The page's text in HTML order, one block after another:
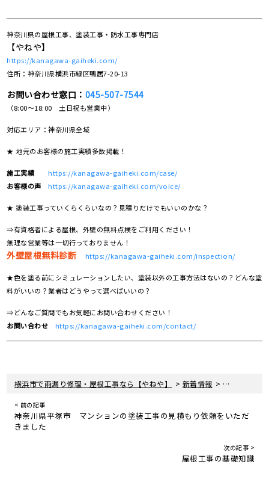
神奈川県の屋根工事、塗装工事・防水工事専門店
【やねや】
https://kanagawa-gaiheki.com/
住所：神奈川県横浜市緑区鴨居7-20-13
お問い合わせ窓口： 045-507-7544
（8:00～18:00 土日祝も営業中）
対応エリア：神奈川県全域
★ 地元のお客様の施工実績多数掲載！
施工実績
https://kanagawa-gaiheki.com/case/
お客様の声
https://kanagawa-gaiheki.com/voice/
★ 塗装工事っていくらくらいなの？見積りだけでもいいのかな？
⇒有資格者による屋根、外壁の無料点検をご利用ください！
無理な営業等は一切行っておりません！
外壁屋根無料診断 https://kanagawa-gaiheki.com/inspection/
★色を塗る前にシミュレーションしたい、塗装以外の工事方法はないの？どんな塗
料がいいの？業者はどうやって選べばいいの？
⇒どんなご質問でもお気軽にお問い合わせください！
お問い合わせ
https://kanagawa-gaiheki.com/contact/
横浜市で雨漏り修理・屋根工事なら【やねや】 > 新着情報 > 神奈川県大
< 前の記事
神奈川県平塚市 マンションの塗装工事の見積もり依頼をいただ
きました
次の記事 >
屋根工事の基礎知識